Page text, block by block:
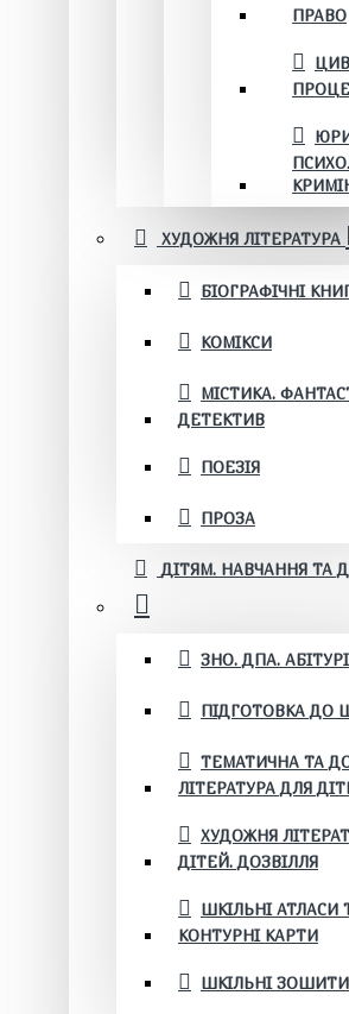
ПРАВО
ХУДОЖНЯ ЛІТЕРАТУРА
БІОГРАФІЧНІ
КОМІКСИ
МІСТИКА.
ДЕТЕКТИВ
ПОЕЗІЯ
ПРОЗА
ДІТЯМ. НАВЧАННЯ ТА
ЗНО. ДПА.
ПІДГОТОВКА ДО
ТЕМАТИЧНА ТА
ЛІТЕРАТУРА ДЛЯ
ХУДОЖНЯ
ДІТЕЙ. ДОЗВІЛЛЯ
ШКІЛЬНІ АТЛАСИ
КОНТУРНІ КАРТИ
ШКІЛЬНІ ЗОШИТИ